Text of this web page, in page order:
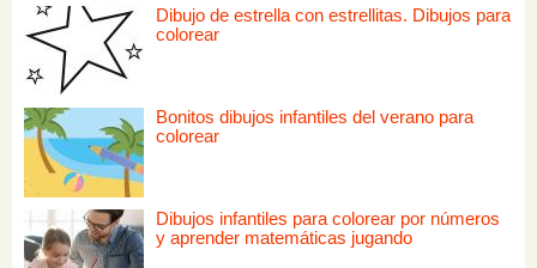
Dibujo de estrella con estrellitas. Dibujos para
colorear
Bonitos dibujos infantiles del verano para
colorear
Dibujos infantiles para colorear por números
y aprender matemáticas jugando